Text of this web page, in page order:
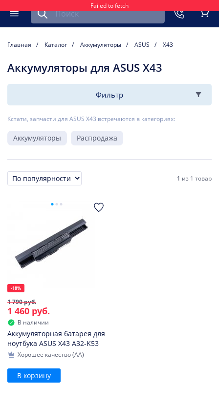
Failed to fetch
Меню
Найти запчасть для мобильного устройства
Главная Каталог Аккумуляторы ASUS X43
Аккумуляторы для ASUS X43
Фильтр
Кстати, запчасти для ASUS X43 встречаются в категориях:
Аккумуляторы Распродажа
Сортировка 1 из 1 товар
-18%
1 790 руб.
1 460 руб.
В наличии
Аккумуляторная батарея для
ноутбука ASUS X43 A32-K53
Хорошее качество (AA)
В корзину